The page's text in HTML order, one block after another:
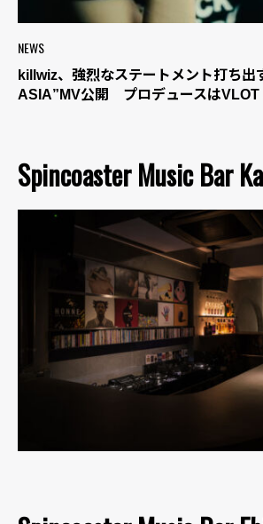
NEWS
killwiz、強烈なステートメント打ち出
ASIA”MV公開 プロデュースはVLOT
Spincoaster Music Bar